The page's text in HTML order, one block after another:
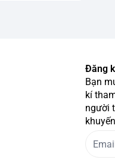
Đăng
Bạn
kí
người